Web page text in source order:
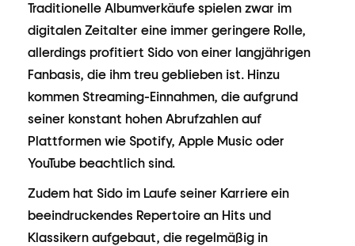
Traditionelle Albumverkäufe spielen zwar im
digitalen Zeitalter eine immer geringere Rolle,
allerdings profitiert Sido von einer langjährigen
Fanbasis, die ihm treu geblieben ist. Hinzu
kommen Streaming-Einnahmen, die aufgrund
seiner konstant hohen Abrufzahlen auf
Plattformen wie Spotify, Apple Music oder
YouTube beachtlich sind.
Zudem hat Sido im Laufe seiner Karriere ein
beeindruckendes Repertoire an Hits und
Klassikern aufgebaut, die regelmäßig in